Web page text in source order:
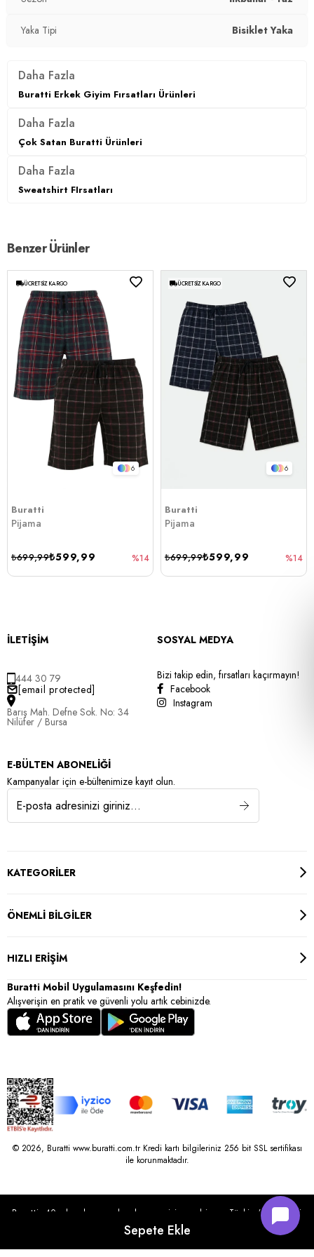
Boy: Standart
Manken Bedeni:
Boy : 1.90 cm / Göğüs : 108 cm / Bel : 85
cm / Basen : 100 cm / Beden : L
Menşei:
Türkiye
Yaka Tipi Bisiklet Yaka
Daha Fazla
Buratti Erkek Giyim Fırsatları Ürünleri
Daha Fazla
Çok Satan Buratti Ürünleri
Daha Fazla
Sweatshirt FIrsatları
Benzer Ürünler
6
ÜCRETSIZ KARGO
Buratti
Pijama
₺599,99
₺699,99 %14
6
ÜCRETSIZ KARGO
Buratti
Pijama
₺599,99
₺699,99 %14
İLETİŞİM
444 30 79
[email protected]
Barış Mah. Defne Sok. No: 34
Nilüfer / Bursa
SOSYAL MEDYA
Bizi takip edin, fırsatları kaçırmayın!
Facebook
Instagram
E-BÜLTEN ABONELİĞİ
Kampanyalar için e-bültenimize kayıt olun.
KATEGORİLER
ÖNEMLİ BİLGİLER
HIZLI ERİŞİM
Buratti Mobil Uygulamasını Keşfedin!
Alışverişin en pratik ve güvenli yolu artık cebinizde.
© 2026, Buratti www.buratti.com.tr Kredi kartı bilgileriniz 256 bit SSL sertifikası
ile korunmaktadır.
Buratti, 40 yılı aşkın perakende geçmişine sahip ve Türkiye’nin çeşitli
illerinde 22 şubesi bulunan Çetin Family Mağazacılık tarafından
kurulmuştur.